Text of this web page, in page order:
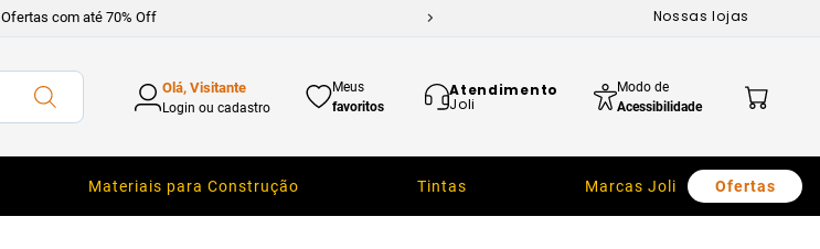
Ofertas com até 70% Off Nossas lojas
Olá, Visitante
Login ou cadastro
Meus
favoritos
Atendimento
Joli
Modo de
Acessibilidade
Materiais para Construção Tintas Marcas Joli Ofertas